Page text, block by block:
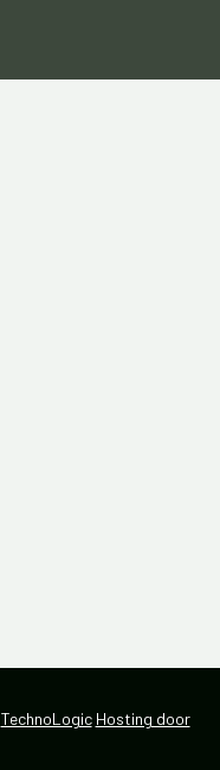
TechnoLogic Hosting door